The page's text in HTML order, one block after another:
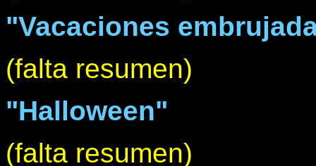
"Vacaciones
(falta resumen)
"Halloween"
(falta resumen)